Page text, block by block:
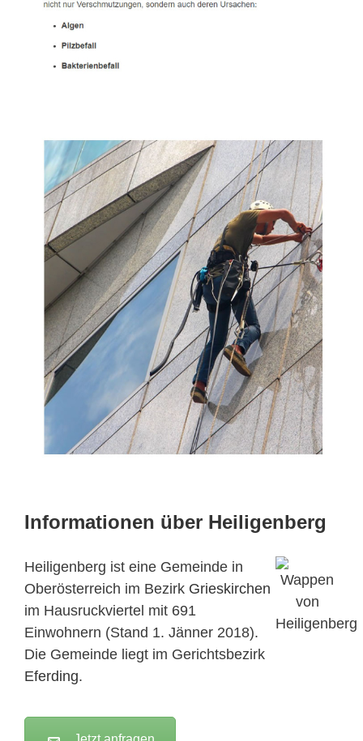
Informationen über Heiligenberg
Heiligenberg ist eine Gemeinde in
Oberösterreich im Bezirk Grieskirchen
im Hausruckviertel mit 691
Einwohnern (Stand 1. Jänner 2018).
Die Gemeinde liegt im Gerichtsbezirk
Eferding.